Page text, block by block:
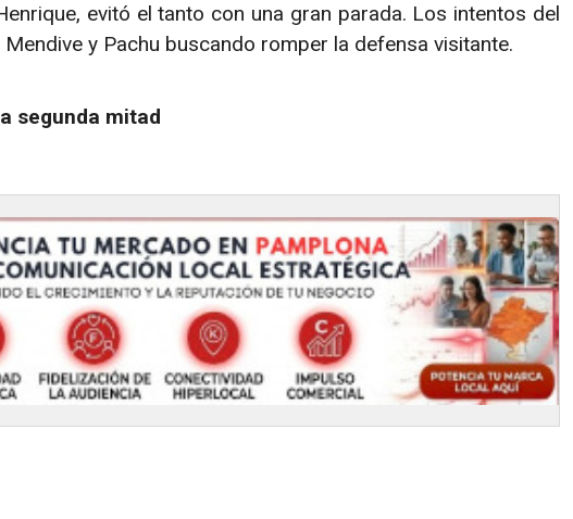
evitó el tanto con una gran parada. Los intentos del
y Pachu buscando romper la defensa visitante.
segunda mitad